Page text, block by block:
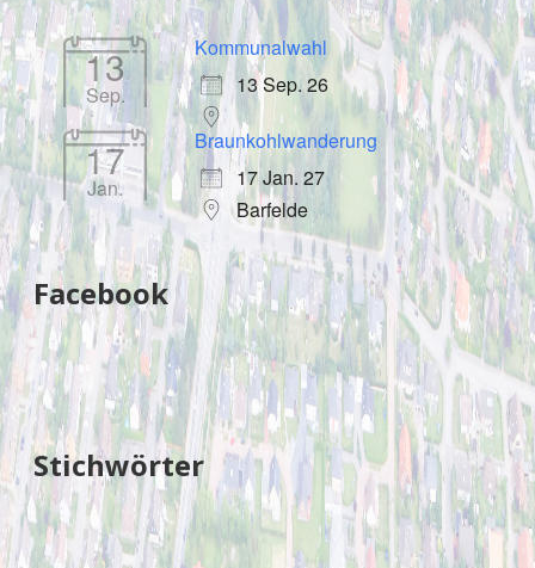
13
Sep.
Kommunalwahl
13 Sep. 26
17
Jan.
Braunkohlwanderung
17 Jan. 27
Barfelde
Facebook
Stichwörter